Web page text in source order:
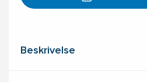
Beskrivelse